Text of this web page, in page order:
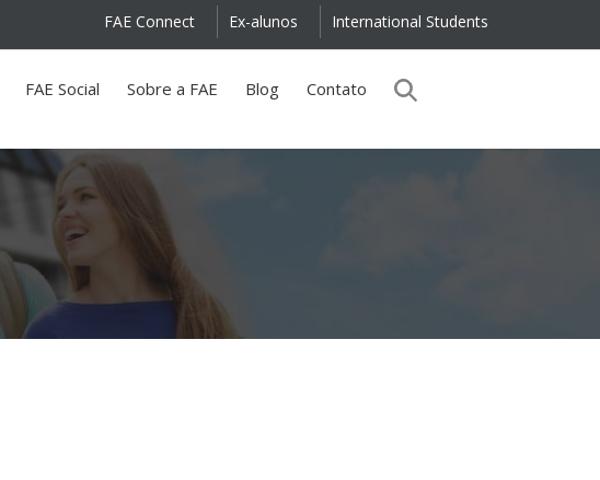
International Students
Ex-alunos
FAE Connect
FAE Social Sobre a FAE Blog Contato